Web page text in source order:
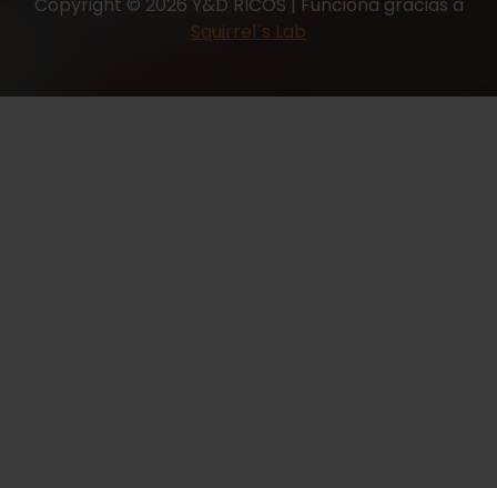
Copyright © 2026 Y&D RICOS | Funciona gracias a
Squirrel´s Lab